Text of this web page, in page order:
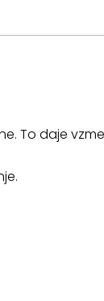
To daje